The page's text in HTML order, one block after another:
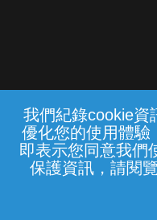
我們紀錄cookie資
優化您的使用體驗
即表示您同意我們
保護資訊，請閱
常見問題 線上客服
中華電信股份
(統一編號